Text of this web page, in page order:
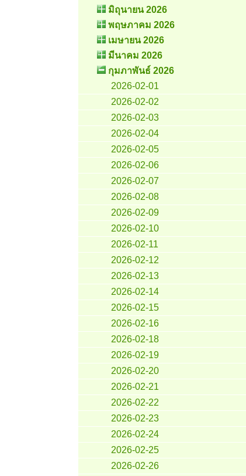
มิถุนายน 2026
พฤษภาคม 2026
เมษายน 2026
มีนาคม 2026
กุมภาพันธ์ 2026
2026-02-01
2026-02-02
2026-02-03
2026-02-04
2026-02-05
2026-02-06
2026-02-07
2026-02-08
2026-02-09
2026-02-10
2026-02-11
2026-02-12
2026-02-13
2026-02-14
2026-02-15
2026-02-16
2026-02-18
2026-02-19
2026-02-20
2026-02-21
2026-02-22
2026-02-23
2026-02-24
2026-02-25
2026-02-26